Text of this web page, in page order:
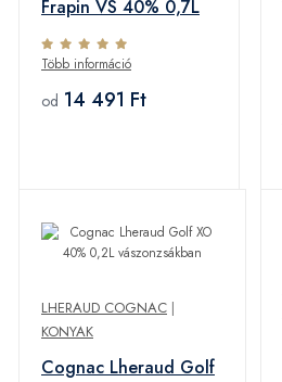
Frapin VS 40% 0,7L
Több információ
od 14 491 Ft
LHERAUD COGNAC |
KONYAK
Cognac Lheraud Golf